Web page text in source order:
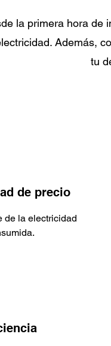
la primera hora de
Además,
tu
de precio
de la electricidad